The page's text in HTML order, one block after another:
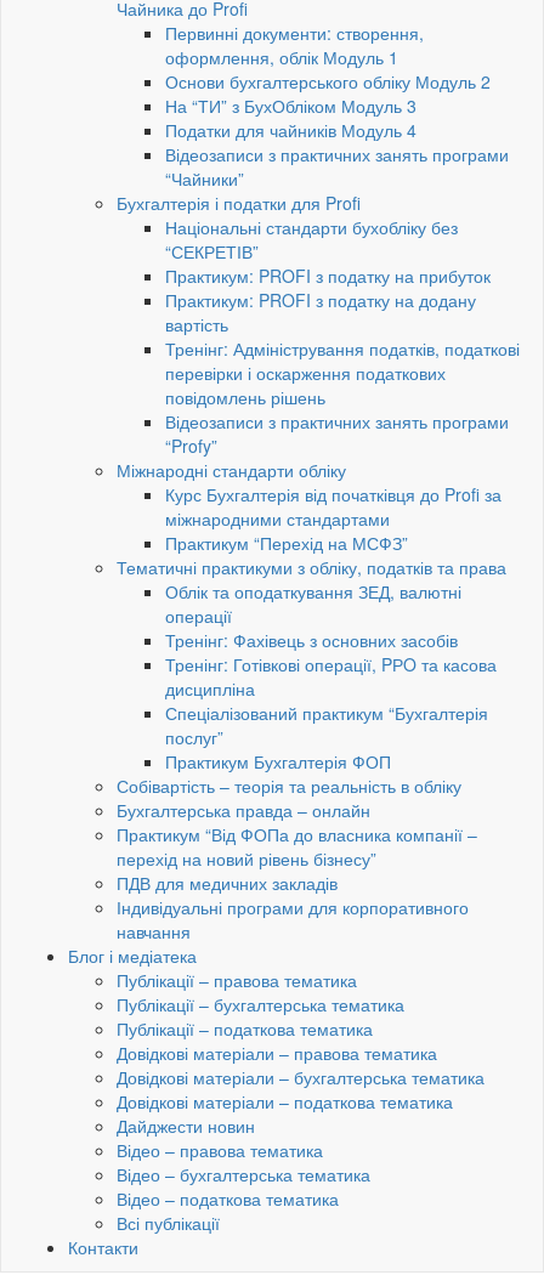
Чайника до Profi
Первинні документи: створення,
оформлення, облік Модуль 1
Основи бухгалтерського обліку Модуль 2
На “ТИ” з БухОбліком Модуль 3
Податки для чайників Модуль 4
Відеозаписи з практичних занять програми
“Чайники”
Бухгалтерія і податки для Profi
Національні стандарти бухобліку без
“СЕКРЕТІВ”
Практикум: PROFI з податку на прибуток
Практикум: PROFI з податку на додану
вартість
Тренінг: Адміністрування податків, податкові
перевірки і оскарження податкових
повідомлень рішень
Відеозаписи з практичних занять програми
“Profy”
Міжнародні стандарти обліку
Курс Бухгалтерія від початківця до Profi за
міжнародними стандартами
Практикум “Перехід на МСФЗ”
Тематичні практикуми з обліку, податків та права
Облік та оподаткування ЗЕД, валютні
операції
Тренінг: Фахівець з основних засобів
Тренінг: Готівкові операції, PРO та касова
дисципліна
Спеціалізований практикум “Бухгалтерія
послуг”
Практикум Бухгалтерія ФОП
Собівартість – теорія та реальність в обліку
Бухгалтерська правда – онлайн
Практикум “Від ФОПа до власника компанії –
перехід на новий рівень бізнесу”
ПДВ для медичних закладів
Індивідуальні програми для корпоративного
навчання
Блог і медіатека
Публікації – правова тематика
Публікації – бухгалтерська тематика
Публікації – податкова тематика
Довідкові матеріали – правова тематика
Довідкові матеріали – бухгалтерська тематика
Довідкові матеріали – податкова тематика
Дайджести новин
Відео – правова тематика
Відео – бухгалтерська тематика
Відео – податкова тематика
Всі публікації
Контакти